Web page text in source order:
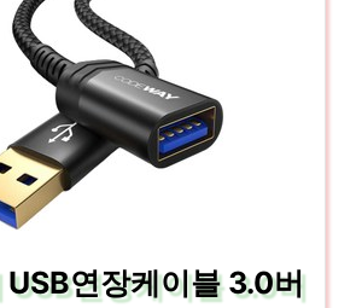
USB연장케이블 3.0버